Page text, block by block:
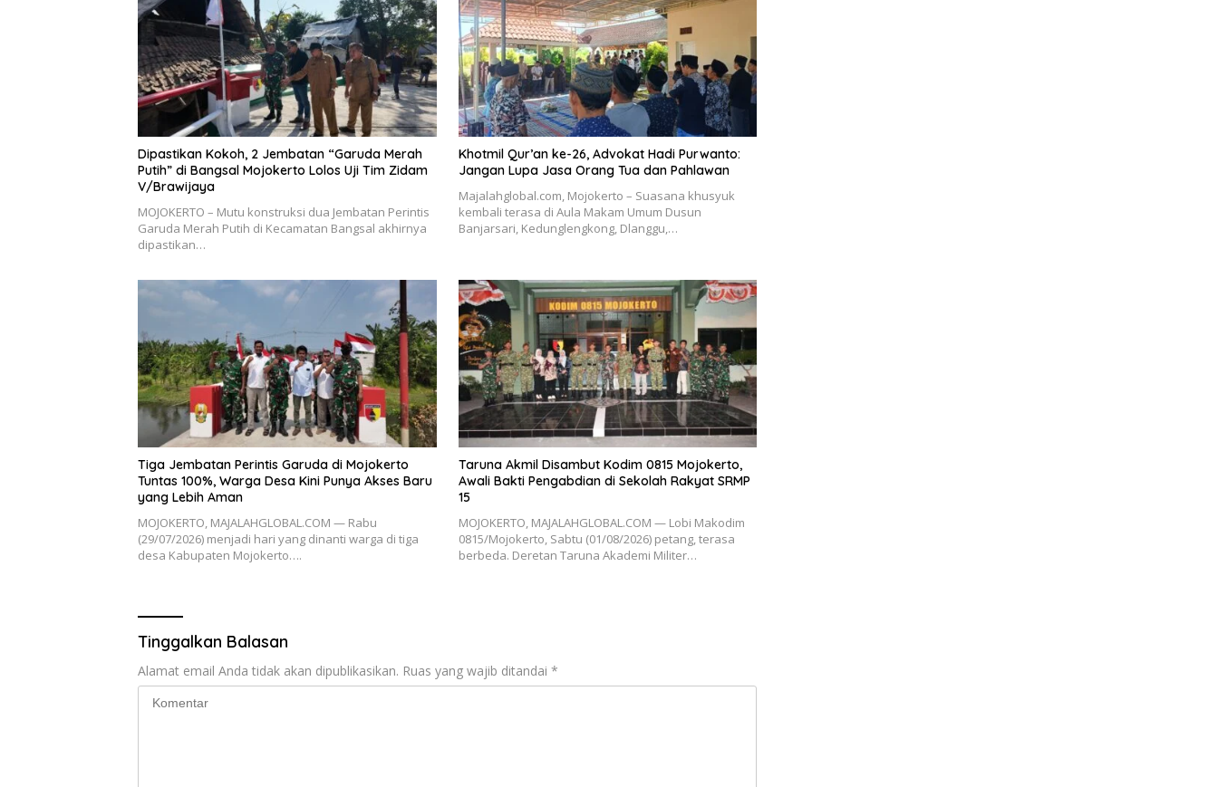
Dipastikan Kokoh, 2 Jembatan “Garuda Merah
Putih” di Bangsal Mojokerto Lolos Uji Tim Zidam
V/Brawijaya
MOJOKERTO – Mutu konstruksi dua Jembatan Perintis
Garuda Merah Putih di Kecamatan Bangsal akhirnya
dipastikan…
Khotmil Qur’an ke-26, Advokat Hadi Purwanto:
Jangan Lupa Jasa Orang Tua dan Pahlawan
Majalahglobal.com, Mojokerto – Suasana khusyuk
kembali terasa di Aula Makam Umum Dusun
Banjarsari, Kedunglengkong, Dlanggu,…
Tiga Jembatan Perintis Garuda di Mojokerto
Tuntas 100%, Warga Desa Kini Punya Akses Baru
yang Lebih Aman
MOJOKERTO, MAJALAHGLOBAL.COM — Rabu
(29/07/2026) menjadi hari yang dinanti warga di tiga
desa Kabupaten Mojokerto….
Taruna Akmil Disambut Kodim 0815 Mojokerto,
Awali Bakti Pengabdian di Sekolah Rakyat SRMP
15
MOJOKERTO, MAJALAHGLOBAL.COM — Lobi Makodim
0815/Mojokerto, Sabtu (01/08/2026) petang, terasa
berbeda. Deretan Taruna Akademi Militer…
Tinggalkan Balasan
Alamat email Anda tidak akan dipublikasikan. Ruas yang wajib ditandai *